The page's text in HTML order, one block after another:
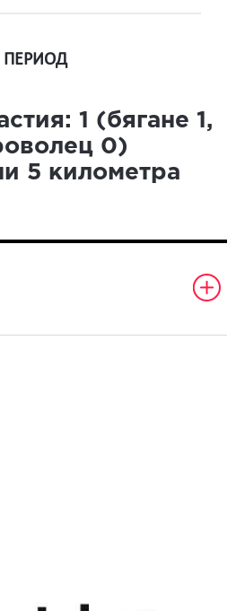
ПЕРИОД
1 (бягане 1 ,
0)
5 километра